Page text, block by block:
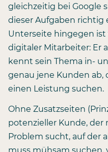
gleichzeitig bei Google
dieser Aufgaben richtig
Unterseite hingegen ist
digitaler Mitarbeiter: Er
kennt sein Thema in-
genau jene Kunden ab,
einen Leistung suchen.
Ohne Zusatzseiten
potenzieller Kunde, der
Problem sucht, auf der